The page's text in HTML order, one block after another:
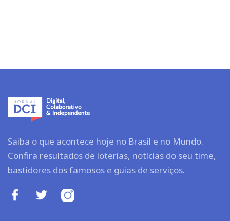
Saiba o que acontece hoje no Brasil e no Mundo.
Confira resultados de loterias, notícias do seu time,
bastidores dos famosos e guias de serviços.